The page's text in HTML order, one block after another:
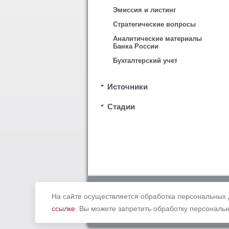
Эмиссия и листинг
Стратегические вопросы
Аналитические материалы
Банка России
Бухгалтерский учет
Источники
Стадии
законодательством Российской Федерации.
На сайте осуществляется обработка
ссылке. Вы можете запретить обработку